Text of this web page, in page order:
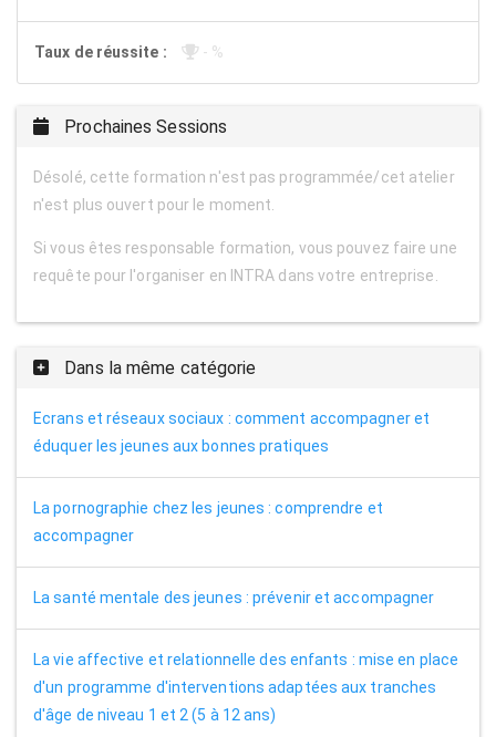
Taux de réussite : - %
Prochaines Sessions
Désolé, cette formation n'est pas programmée/cet atelier
n'est plus ouvert pour le moment.
Si vous êtes responsable formation, vous pouvez faire une
requête pour l'organiser en INTRA dans votre entreprise.
Dans la même catégorie
Ecrans et réseaux sociaux : comment accompagner et
éduquer les jeunes aux bonnes pratiques
La pornographie chez les jeunes : comprendre et
accompagner
La santé mentale des jeunes : prévenir et accompagner
La vie affective et relationnelle des enfants : mise en place
d'un programme d'interventions adaptées aux tranches
d'âge de niveau 1 et 2 (5 à 12 ans)